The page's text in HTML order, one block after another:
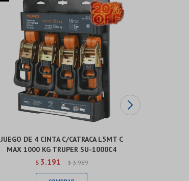
JUEGO DE 4 CINTA C/CATRACA L5MT C
MAX 1000 KG TRUPER SU-1000C4
$ 3.191 $ 3.989